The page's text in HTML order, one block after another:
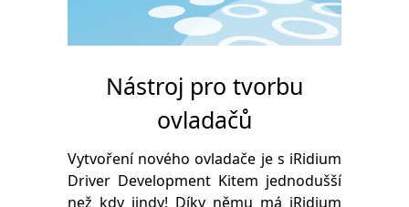
Nástroj pro tvorbu
ovladačů
Vytvoření nového ovladače je s iRidium
Driver Development Kitem jednodušší
než kdy jindy! Díky němu má iRidium